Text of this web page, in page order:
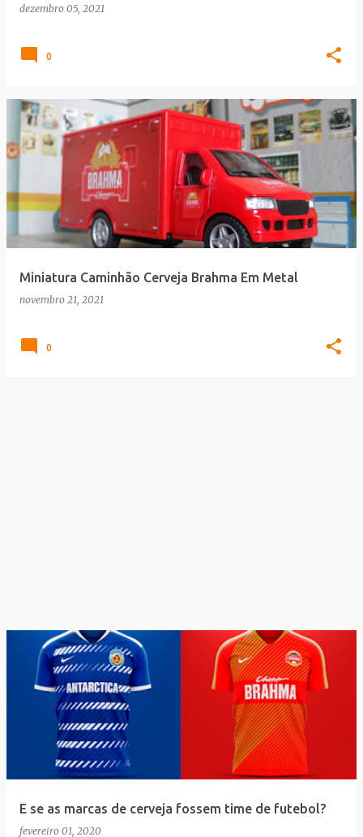
dezembro 05, 2021
0
Miniatura Caminhão Cerveja Brahma Em Metal
novembro 21, 2021
0
E se as marcas de cerveja fossem time de futebol?
fevereiro 01, 2020